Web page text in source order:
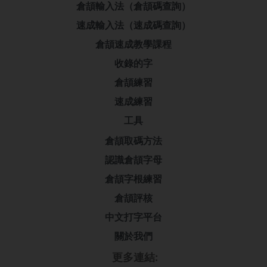
倉頡輸入法（倉頡碼查詢）
速成輸入法（速成碼查詢）
倉頡速成教學課程
收錄的字
倉頡練習
速成練習
工具
倉頡取碼方法
認識倉頡字母
倉頡字根練習
倉頡評核
中文打字平台
關於我們
更多連結: